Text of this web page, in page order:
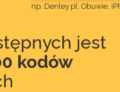
np. Denley.pl, Obuwie,
jest
kodów